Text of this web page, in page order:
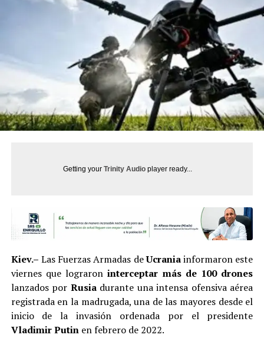
Getting your Trinity Audioplayer ready...
Kiev.– Las Fuerzas Armadas deUcraniainformaron este
viernes que lograroninterceptar más de 100 drones
lanzados por Rusiadurante una intensa ofensiva aérea
registrada en la madrugada, una de las mayores desde el
inicio de la invasión ordenada por el presidente
Vladimir Putinen febrero de 2022.